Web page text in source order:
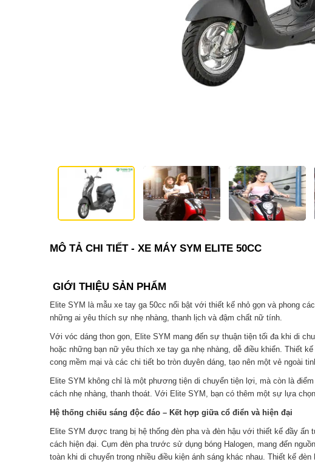
MÔ TẢ CHI TIẾT - XE MÁY SYM ELITE 50CC
GIỚI THIỆU SẢN PHẨM
Elite SYM là mẫu xe tay ga 50cc nổi bật với thiết kế nhỏ gọn và phong
những ai yêu thích sự nhẹ nhàng, thanh lịch và đậm chất nữ tính.
Với vóc dáng thon gọn, Elite SYM mang đến sự thuận tiện tối đa khi di
hoặc những bạn nữ yêu thích xe tay ga nhẹ nhàng, dễ điều khiển. Thiết
cong mềm mại và các chi tiết bo tròn duyên dáng, tạo nên một vẻ ngoài
Elite SYM không chỉ là một phương tiện di chuyển tiện lợi, mà còn là
cách nhẹ nhàng, thanh thoát. Với Elite SYM, bạn có thêm một sự lựa
Hệ thống chiếu sáng độc đáo – Kết hợp giữa cổ điển và hiện đại
Elite SYM được trang bị hệ thống đèn pha và đèn hậu với thiết kế đầy
cách hiện đại. Cụm đèn pha trước sử dụng bóng Halogen, mang đến
toàn khi di chuyển trong nhiều điều kiện ánh sáng khác nhau. Thiết kế